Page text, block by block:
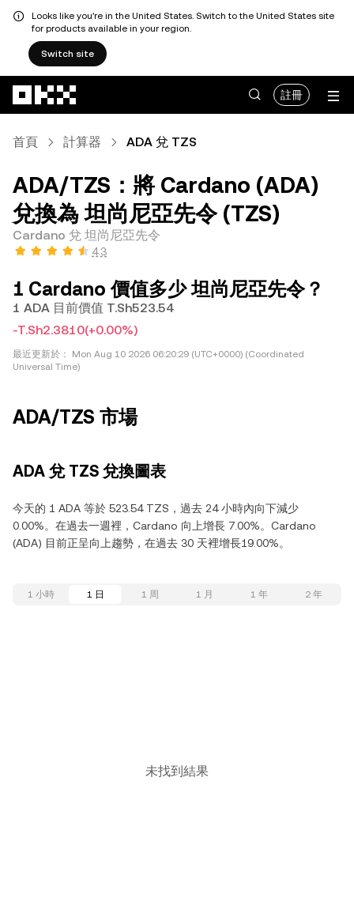
Looks like you're in the United States. Switch to the United States site
for products available in your region.
Switch site
註冊
首頁 計算器 ADA 兌 TZS
ADA/TZS：將 Cardano (ADA)
兌換為 坦尚尼亞先令 (TZS)
Cardano 兌 坦尚尼亞先令
4.3
1 Cardano 價值多少 坦尚尼亞先令？
1 ADA 目前價值 T.Sh523.54
-T.Sh2.3810(+0.00%)
最近更新於：
Mon Aug 10 2026 06:20:29 (UTC+0000) (Coordinated
Universal Time)
ADA/TZS 市場
ADA 兌 TZS 兌換圖表
今天的 1 ADA 等於 523.54 TZS，過去 24 小時內向下減少
0.00%。在過去一週裡，Cardano 向上增長 7.00%。Cardano
(ADA) 目前正呈向上趨勢，在過去 30 天裡增長19.00%。
1 小時 1 日 1 周 1 月 1 年 2 年
未找到結果